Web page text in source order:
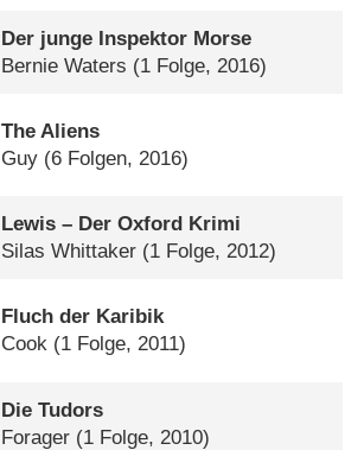
Der junge Inspektor Morse
Bernie Waters (1 Folge, 2016)
The Aliens
Guy (6 Folgen, 2016)
Lewis – Der Oxford Krimi
Silas Whittaker (1 Folge, 2012)
Fluch der Karibik
Cook (1 Folge, 2011)
Die Tudors
Forager (1 Folge, 2010)